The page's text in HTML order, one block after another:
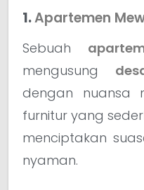
1.Apartemen
Sebuah
mengusung
dengan nuansa
furnitur yang
menciptakan
nyaman.